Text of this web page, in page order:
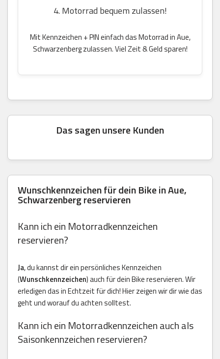
4. Motorrad bequem zulassen!
Mit Kennzeichen + PIN einfach das Motorrad in Aue,
Schwarzenberg zulassen. Viel Zeit & Geld sparen!
Das sagen unsere Kunden
Wunschkennzeichen für dein Bike in Aue,
Schwarzenberg reservieren
Kann ich ein Motorradkennzeichen
reservieren?
Ja, du kannst dir ein persönliches Kennzeichen
(Wunschkennzeichen) auch für dein Bike reservieren. Wir
erledigen das in Echtzeit für dich! Hier zeigen wir dir wie das
geht und worauf du achten solltest.
Kann ich ein Motorradkennzeichen auch als
Saisonkennzeichen reservieren?